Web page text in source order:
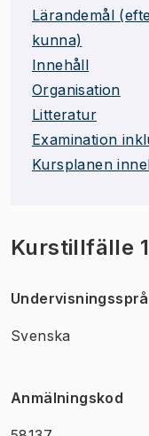
Lärandemål
kunna)
Innehåll
Organisation
Litteratur
Examination
Kursplanen
Kurstillfälle 1
Svenska
Anmälningskod